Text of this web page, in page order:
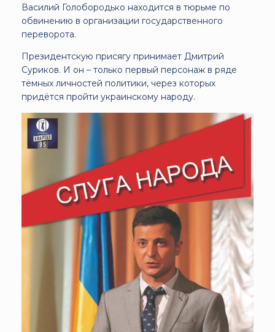
Василий Голобородько находится в тюрьме по
обвинению в организации государственного
переворота.
Президентскую присягу принимает Дмитрий
Суриков. И он – только первый персонаж в ряде
тёмных личностей политики, через которых
придётся пройти украинскому народу.